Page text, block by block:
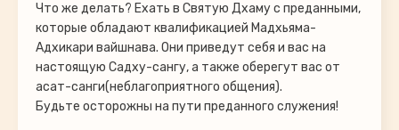
Что же делать? Ехать в Святую Дхаму с преданными,
которые обладают квалификацией Мадхьяма-
Адхикари вайшнава. Они приведут себя и вас на
настоящую Садху-сангу, а также оберегут вас от
асат-санги(неблагоприятного общения).
Будьте осторожны на пути преданного служения!